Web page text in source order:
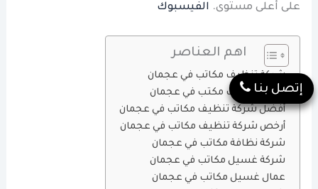
على أعلى مستوى. الفيسبوك
اهم العناصر
شركة تنظيف مكاتب في عجمان
شركة تنظيف مكتب في عجمان
أفضل شركة تنظيف مكاتب في عجمان
أرخص شركة تنظيف مكاتب في عجمان
شركة نظافة مكاتب في عجمان
شركة غسيل مكاتب في عجمان
عمال غسيل مكاتب في عجمان
إتصل بنا